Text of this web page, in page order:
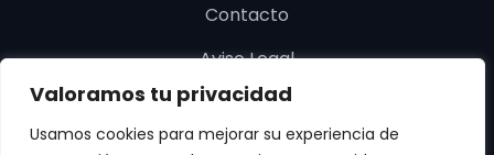
Valoramos tu privacidad
Usamos cookies para mejorar su experiencia de
Contacto
Aviso Legal
Política de cookies
Política de privacidad